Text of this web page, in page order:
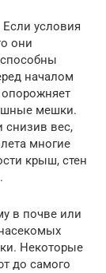
условия
они
началом
мешки.
снизив вес,
многие
крыш, стен
в почве или
Некоторые
до самого